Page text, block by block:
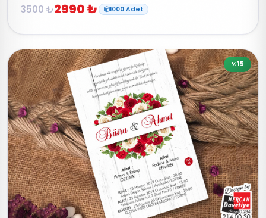
3500 ₺2990 ₺ 1000 Adet
%15